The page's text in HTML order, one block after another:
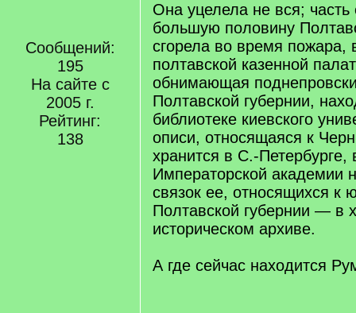
Сообщений:
195
На сайте с
2005 г.
Рейтинг:
138
Она уцелела не вся;
большую половину
сгорела во время пожара,
полтавской казенной
обнимающая
Полтавской губернии,
библиотеке киевского
описи, относящаяся к
хранится в С.-Петербурге,
Императорской академии
связок ее, относящихся к
Полтавской губернии — в
историческом архиве.
А где сейчас находится